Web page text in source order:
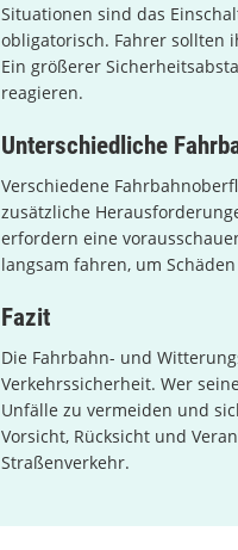
Situationen sind das
obligatorisch. Fahrer sollten
Ein größerer
reagieren.
Unterschiedliche
Verschiedene
zusätzliche
erfordern eine
langsam fahren, um
Fazit
Die Fahrbahn- und
Verkehrssicherheit. Wer
Unfälle zu vermeiden und
Vorsicht, Rücksicht und
Straßenverkehr.